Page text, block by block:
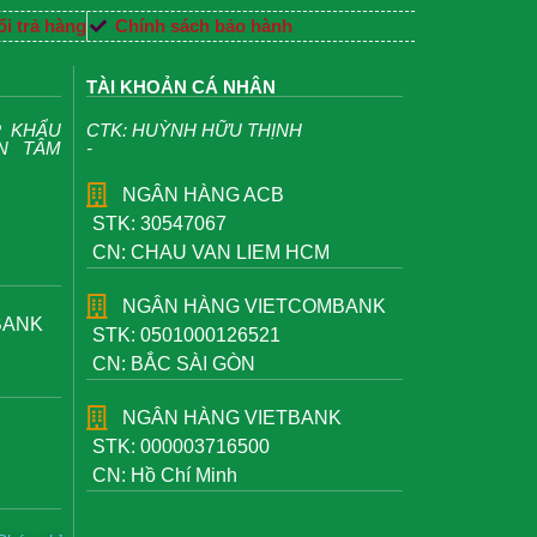
trả hàng Chính sách bảo hành
KHẨU
TÂM
TÀI KHOẢN CÁ NHÂN
CTK: HUỲNH HỮU THỊNH
-
NGÂN HÀNG ACB
STK: 30547067
CN: CHAU VAN LIEM HCM
NGÂN HÀNG VIETCOMBANK
STK: 0501000126521
CN: BẮC SÀI GÒN
NGÂN HÀNG VIETBANK
STK: 000003716500
CN: Hồ Chí Minh